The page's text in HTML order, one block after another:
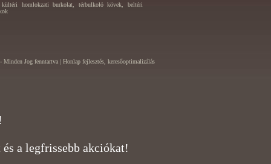
homlokzati burkolat, térbulkoló kövek, beltéri
Jog fenntartva | Honlap fejlesztés, keresőoptimalizálás
a legfrissebb akciókat!